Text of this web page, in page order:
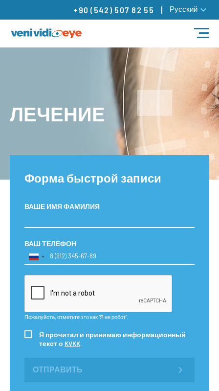
+90 (542) 507 82 55 Русский
ЛЕЧЕНИЕ
НАШИ ВРАЧИ
НАШИ ЦЕНТРЫ
БЛОГ
Контакты
ЛЕЧЕНИЕ
Форма быстрой записи
ВАШЕ ИМЯ ФАМИЛИЯ
ВАШ ТЕЛЕФОН
Пожалуйста, отметьте это как "Я не робот".
Я прочитал и принимаю информационный
текст о KVKK.
ОТПРАВИТЬ